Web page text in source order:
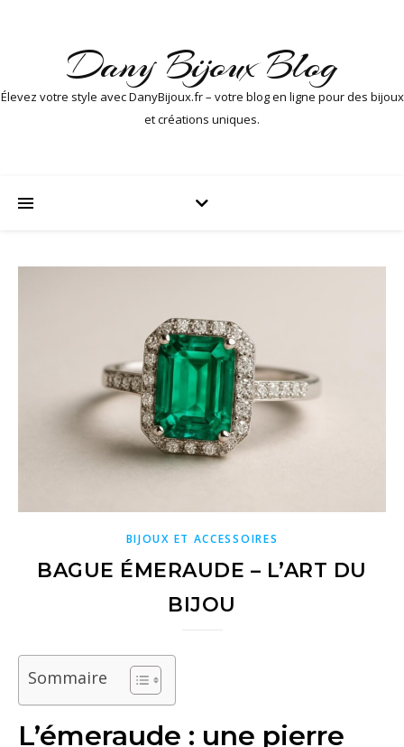
Dany Bijoux Blog
Élevez votre style avec DanyBijoux.fr – votre blog en ligne pour des bijoux
et créations uniques.
BIJOUX ET ACCESSOIRES
BAGUE ÉMERAUDE – L’ART DU
BIJOU
Sommaire
L’émeraude : une pierre